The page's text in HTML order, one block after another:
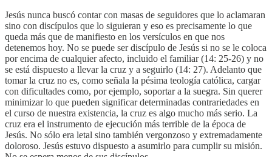
Jesús nunca buscó contar con masas de seguidores que lo aclamaran
sino con discípulos que lo siguieran y eso es precisamente lo que
queda más que de manifiesto en los versículos en que nos
detenemos hoy. No se puede ser discípulo de Jesús si no se le coloca
por encima de cualquier afecto, incluido el familiar (14: 25-26) y no
se está dispuesto a llevar la cruz y a seguirlo (14: 27). Adelanto que
tomar la cruz no es, como señala la pésima teología católica, cargar
con dificultades como, por ejemplo, soportar a la suegra. Sin querer
minimizar lo que pueden significar determinadas contrariedades en
el curso de nuestra existencia, la cruz es algo mucho más serio. La
cruz era el instrumento de ejecución más terrible de la época de
Jesús. No sólo era letal sino también vergonzoso y extremadamente
doloroso. Jesús estuvo dispuesto a asumirlo para cumplir su misión.